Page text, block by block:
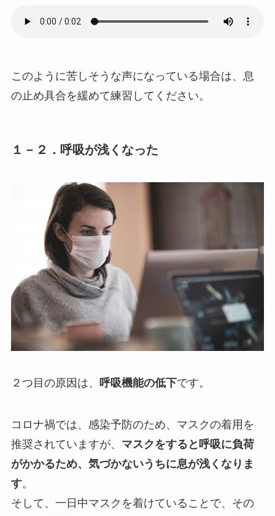
このように苦しそうな声になっている場合は、息
の止め具合を緩めて練習してください。
１－２．呼吸が浅くなった
２つ目の原因は、 呼吸機能の低下です。
コロナ禍では、感染予防のため、マスクの着用を
推奨されていますが、 マスクをすると呼吸に負荷
がかかるため、気づかないうちに息が浅くなりま
す。
そして、一日中マスクを着けていることで、その